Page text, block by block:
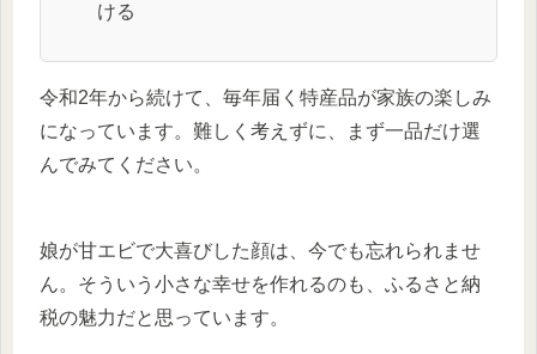
ける
令和2年から続けて、毎年届く特産品が家族の楽しみ
になっています。難しく考えずに、まず一品だけ選
んでみてください。
娘が甘エビで大喜びした顔は、今でも忘れられませ
ん。そういう小さな幸せを作れるのも、ふるさと納
税の魅力だと思っています。